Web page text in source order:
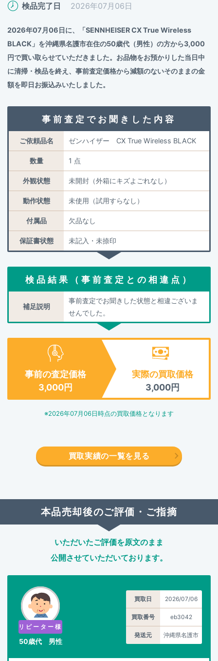
検品完了日
2026年07月06日
2026年07月06日に、「SENNHEISER CX True Wireless
BLACK」を沖縄県名護市在住の50歳代（男性）の方から3,000
円で買い取らせていただきました。お品物をお預かりした当日中
に清掃・検品を終え、事前査定価格から減額のないそのままの金
額を即日お振込みいたしました。
事前査定でお聞きした内容
ご依頼品名 ゼンハイザー CX True Wireless BLACK
数量 1 点
外観状態 未開封（外箱にキズよごれなし）
動作状態 未使用（試用すらなし）
付属品 欠品なし
保証書状態 未記入・未捺印
検品結果（事前査定との相違点）
補足説明
事前査定でお聞きした状態と相違ございま
せんでした。
事前の査定価格
3,000円
実際の買取価格
3,000円
※2026年07月06日時点の買取価格となります
買取実績の一覧を見る
本品売却後のご評価・ご指摘
いただいたご評価を原文のまま
公開させていただいております。
リピーター様
50歳代 男性
買取日 2026/07/06
買取番号 eb3042
発送元 沖縄県名護市